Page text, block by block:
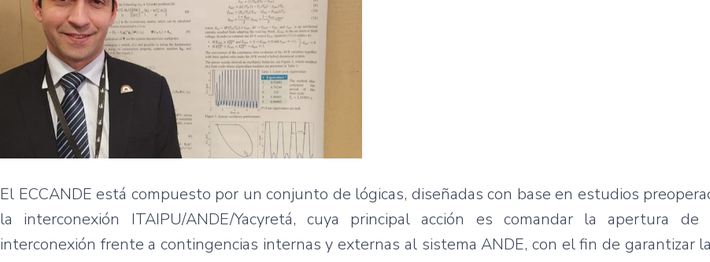
El ECCANDE está compuesto por un conjunto de lógicas, diseñadas con base en estudios
la interconexión ITAIPU/ANDE/Yacyretá, cuya principal acción es comandar la apertura de
interconexión frente a contingencias internas y externas al sistema ANDE, con el fin de garantizar